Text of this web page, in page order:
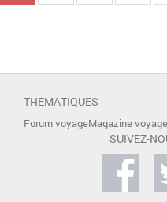
THEMATIQUES
Forum voyageMagazine voyage
SUIVEZ-